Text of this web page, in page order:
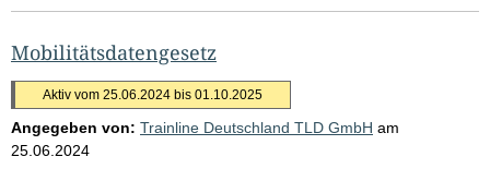
Mobilitätsdatengesetz
Aktiv vom 25.06.2024 bis 01.10.2025
Angegeben von: Trainline Deutschland TLD GmbH am
25.06.2024